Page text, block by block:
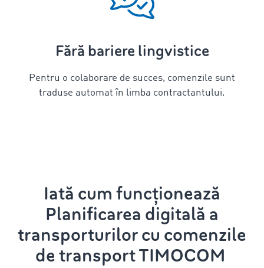
Fără bariere lingvistice
Pentru o colaborare de succes, comenzile sunt
traduse automat în limba contractantului.
Iată cum funcționează
Planificarea digitală a
transporturilor cu comenzile
de transportTIMOCOM